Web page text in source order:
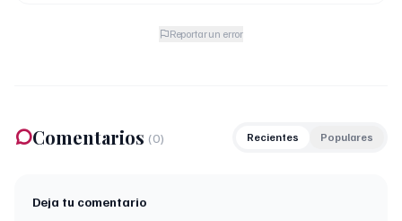
Reportar un error
Comentarios (0) Recientes Populares
Deja tu comentario